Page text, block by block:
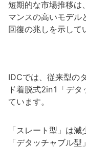
短期的な市場推移は
マンスの高いモデル
回復の兆しを示して
IDCでは、従来型の
ド着脱式2in1「デ
ています。
「スレート型」は
「デタッチャブル